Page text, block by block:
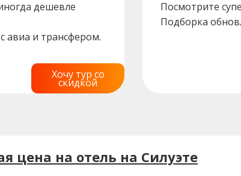
дешевле
авиа и трансфером.
Хочу тур со
скидкой
Посмотрите
Подборка
цена на отель на Силуэте